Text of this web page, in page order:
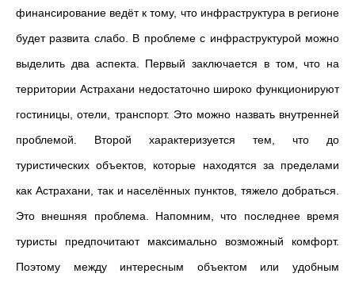
финансирование ведёт к тому, что инфраструктура в регионе
будет развита слабо. В проблеме с инфраструктурой можно
выделить два аспекта. Первый заключается в том, что на
территории Астрахани недостаточно широко функционируют
гостиницы, отели, транспорт. Это можно назвать внутренней
проблемой. Второй характеризуется тем, что до
туристических объектов, которые находятся за пределами
как Астрахани, так и населённых пунктов, тяжело добраться.
Это внешняя проблема. Напомним, что последнее время
туристы предпочитают максимально возможный комфорт.
Поэтому между интересным объектом или удобным